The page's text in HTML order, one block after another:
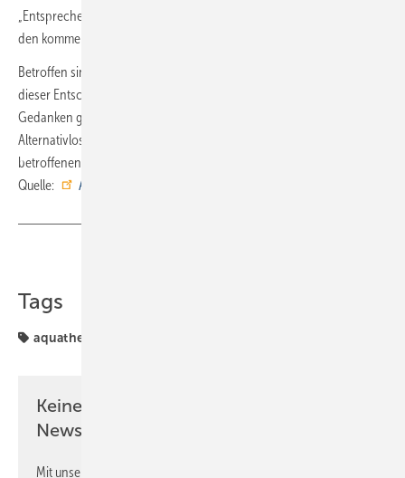
„Entsprechend werden wir die Bereiche Produktion und Logistik in
den kommenden Monaten an unseren Hauptsitz verlagern.“
Betroffen sind 40 Mitarbeiterinnen und Mitarbeiter. „Der Weg zu
dieser Entscheidung war und ist auch weiterhin von vielen trüben
Gedanken geprägt. Wir bedauern die Notwendigkeit und
Alternativlosigkeit dieser Entscheidung und fühlen mit allen
betroffenen Mitarbeitern“, so die Geschäftsführer. ■
Quelle:
Aquatherm
Tags
aquatherm
Keine Zeit? Kein Problem mit dem SBZ
Newsletter!
Mit unserem Newsletter erhalten Sie regelmäßig von uns